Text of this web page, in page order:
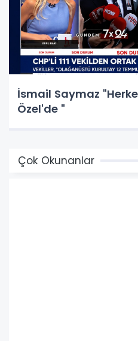
İsmail Saymaz
Özel'de "
Çok Okunanlar